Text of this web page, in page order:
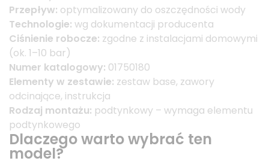
Przepływ: optymalizowany do oszczędności wody
Technologie: wg dokumentacji producenta
Ciśnienie robocze: zgodne z instalacjami domowymi
(ok. 1–10 bar)
Numer katalogowy: 01750180
Elementy w zestawie: zestaw base, zawory
odcinające, instrukcja
Rodzaj montażu: podtynkowy – wymaga elementu
podtynkowego
Dlaczego warto wybrać ten
model?